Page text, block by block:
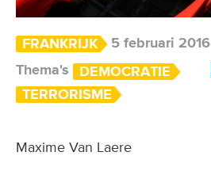
FRANKRIJK
5 februari 2016
Thema's
DEMOCRATIE
TERRORISME
Maxime Van Laere